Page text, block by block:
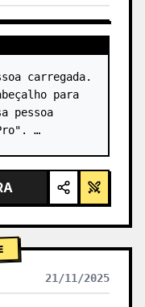
MODELOS
carregada.
para
pessoa
…
21/11/2025